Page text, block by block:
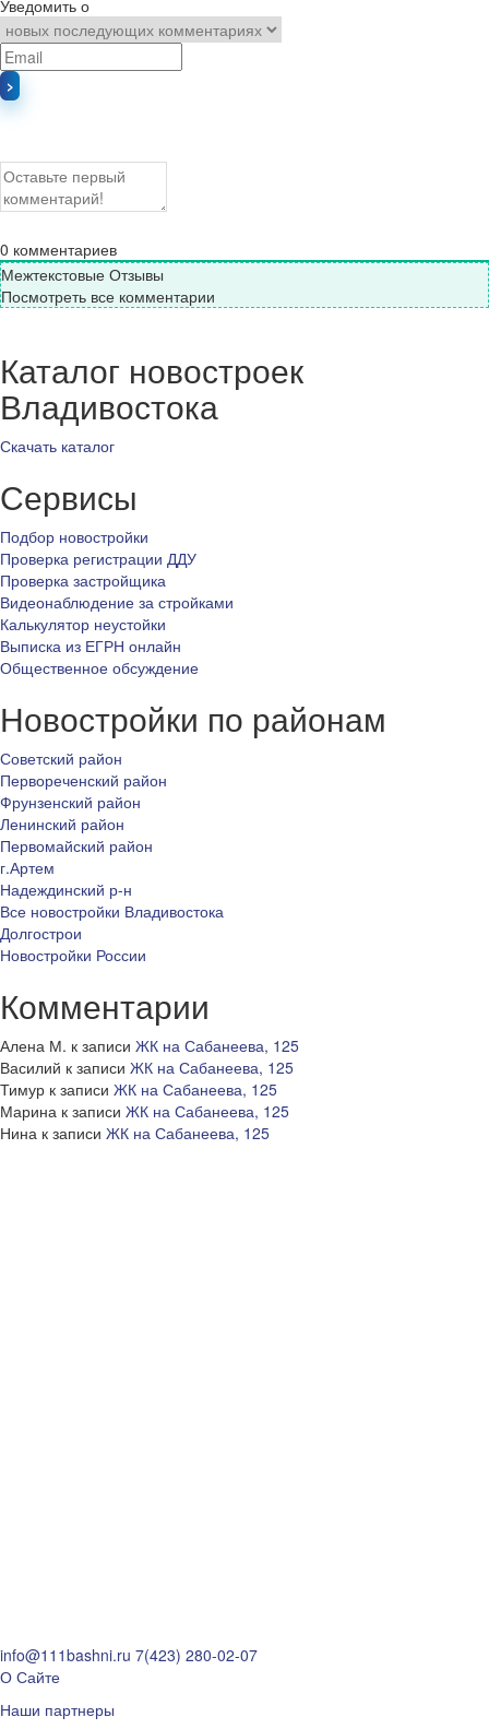
Уведомить о
0 комментариев
Межтекстовые Отзывы
Посмотреть все комментарии
Каталог новостроек
Владивостока
Скачать каталог
Сервисы
Подбор новостройки
Проверка регистрации ДДУ
Проверка застройщика
Видеонаблюдение за стройками
Калькулятор неустойки
Выписка из ЕГРН онлайн
Общественное обсуждение
Новостройки по районам
Советский район
Первореченский район
Фрунзенский район
Ленинский район
Первомайский район
г.Артем
Надеждинский р-н
Все новостройки Владивостока
Долгострои
Новостройки России
Комментарии
Алена М. к записи ЖК на Сабанеева, 125
Василий к записи ЖК на Сабанеева, 125
Тимур к записи ЖК на Сабанеева, 125
Марина к записи ЖК на Сабанеева, 125
Нина к записи ЖК на Сабанеева, 125
info@111bashni.ru 7(423) 280-02-07
О Сайте
Наши партнеры